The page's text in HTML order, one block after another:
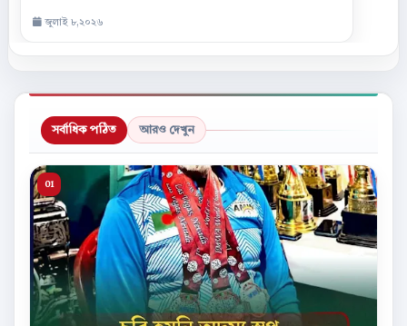
জুলাই ৮,২০২৬
সর্বাধিক পঠিত আরও দেখুন